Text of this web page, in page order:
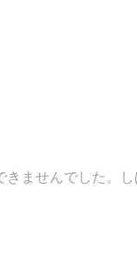
きませんでした。